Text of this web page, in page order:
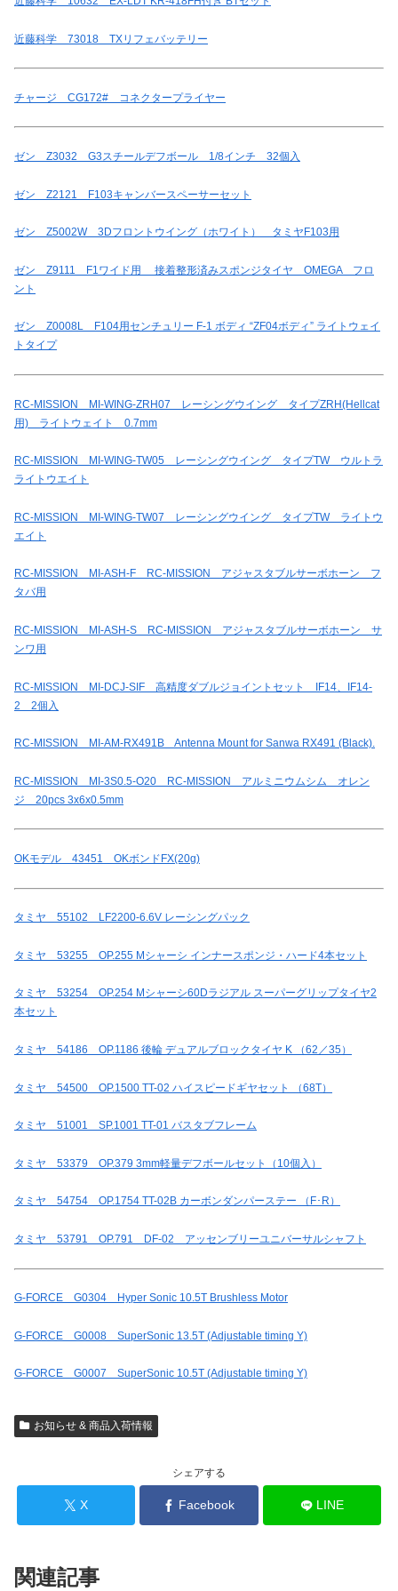
近藤科学 73018 TXリフェバッテリー
チャージ CG172# コネクタープライヤー
ゼン Z3032 G3スチールデフボール 1/8インチ 32個入
ゼン Z2121 F103キャンバースペーサーセット
ゼン Z5002W 3Dフロントウイング（ホワイト） タミヤF103用
ゼン Z9111 F1ワイド用 接着整形済みスポンジタイヤ OMEGA フロ
ント
ゼン Z0008L F104用センチュリー F-1 ボディ “ZF04ボディ” ライトウェイ
トタイプ
RC-MISSION MI-WING-ZRH07 レーシングウイング タイプZRH(Hellcat
用) ライトウェイト 0.7mm
RC-MISSION MI-WING-TW05 レーシングウイング タイプTW ウルトラ
ライトウエイト
RC-MISSION MI-WING-TW07 レーシングウイング タイプTW ライトウ
エイト
RC-MISSION MI-ASH-F RC-MISSION アジャスタブルサーボホーン フ
タバ用
RC-MISSION MI-ASH-S RC-MISSION アジャスタブルサーボホーン サ
ンワ用
RC-MISSION MI-DCJ-SIF 高精度ダブルジョイントセット IF14、IF14-
2 2個入
RC-MISSION MI-AM-RX491B Antenna Mount for Sanwa RX491 (Black).
RC-MISSION MI-3S0.5-O20 RC-MISSION アルミニウムシム オレン
ジ 20pcs 3x6x0.5mm
OKモデル 43451 OKボンドFX(20g)
タミヤ 55102 LF2200-6.6V レーシングパック
タミヤ 53255 OP.255 Mシャーシ インナースポンジ・ハード4本セット
タミヤ 53254 OP.254 Mシャーシ60Dラジアル スーパーグリップタイヤ2
本セット
タミヤ 54186 OP.1186 後輪 デュアルブロックタイヤ K （62／35）
タミヤ 54500 OP.1500 TT-02 ハイスピードギヤセット （68T）
タミヤ 51001 SP.1001 TT-01 バスタブフレーム
タミヤ 53379 OP.379 3mm軽量デフボールセット（10個入）
タミヤ 54754 OP.1754 TT-02B カーボンダンパーステー （F･R）
タミヤ 53791 OP.791 DF-02 アッセンブリーユニバーサルシャフト
G-FORCE G0304 Hyper Sonic 10.5T Brushless Motor
G-FORCE G0008 SuperSonic 13.5T (Adjustable timing Y)
G-FORCE G0007 SuperSonic 10.5T (Adjustable timing Y)
お知らせ & 商品入荷情報
シェアする
X Facebook LINE
関連記事